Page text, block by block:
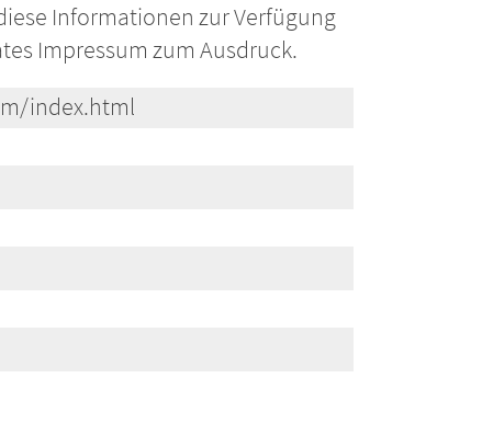
Informationen zur Verfügung
Impressum zum Ausdruck.
index.html